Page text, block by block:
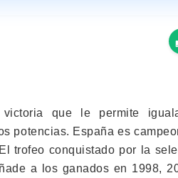
que le permite
potencias. España es
trofeo conquistado por la
a los ganados en 1998,